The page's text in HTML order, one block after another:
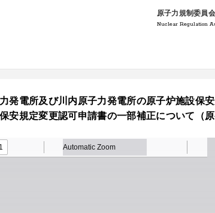
原子力規制委員
Nuclear Regulation
発電所及び川内原子力発電所の原子炉施設保
安規定変更認可申請書の一部補正について（